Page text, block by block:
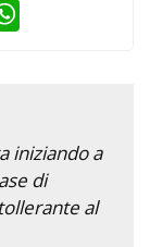
iniziando a
di
al